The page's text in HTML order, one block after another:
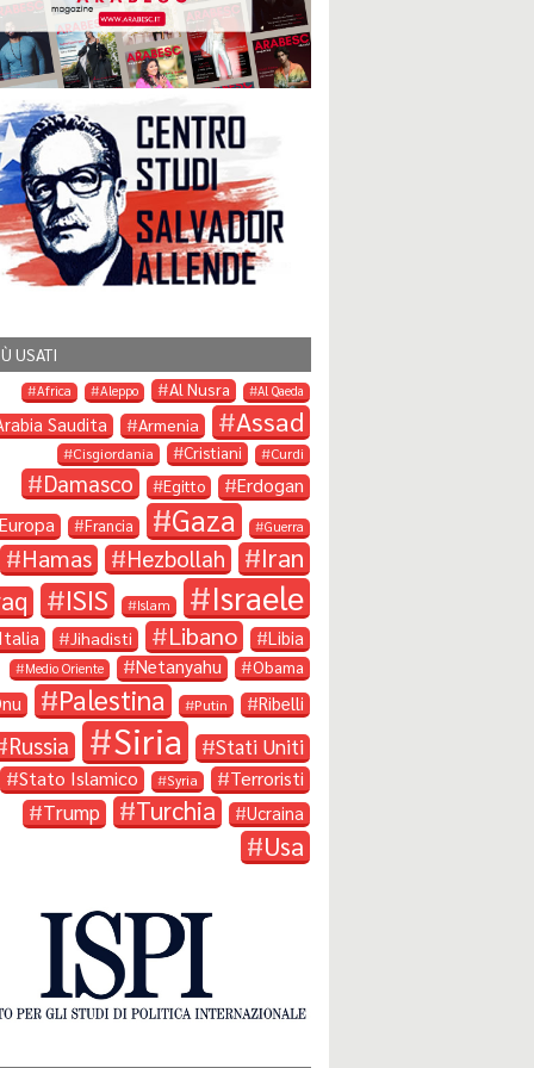
USATI
Africa Aleppo Al Nusra Al Qaeda
Saudita Armenia Assad
Cisgiordania Cristiani Curdi
Damasco Egitto
Erdogan
Europa
Francia Gaza Guerra
Hamas Hezbollah Iran
ISIS Islam Israele
Jihadisti Libano Libia
Medio Oriente Netanyahu Obama
Palestina Putin Ribelli
Russia Siria Stati Uniti
Stato Islamico Syria Terroristi
Trump Turchia Ucraina
Usa